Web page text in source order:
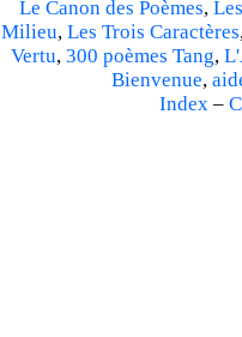
Le Canon des Poèmes,
Milieu, Les Trois Caractères
Vertu, 300 poèmes Tang,
Bienvenue,
Index –